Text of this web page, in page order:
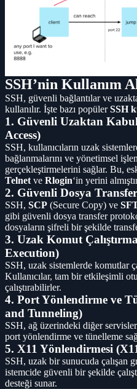
SSH’nin Kullanım
SSH, güvenli bağlantılar ve
kullanılır. İşte bazı popülerSSH
1. Güvenli Uzaktan
Access)
SSH, kullanıcıların uzak
bağlanmalarını ve yönetimsel
gerçekleştirmelerini sağlar. Bu,
Telnet ve Rlogin‘in yerini
2. Güvenli Dosya
SSH, SCP (Secure Copy) ve
gibi güvenli dosya transfer
dosyaların şifreli bir şekilde
3. Uzak Komut
Execution)
SSH, uzak sistemlerde komutlar
Kullanıcılar, tam bir etkileşimli
çalıştırabilirler.
4. Port Yönlendirme ve
and Tunneling)
SSH, ağ üzerindeki diğer
port yönlendirme ve tünelleme
5. X11 Yönlendirmesi
SSH, uzak bir sunucuda çalışan
istemcide güvenli bir şekilde
desteği sunar.